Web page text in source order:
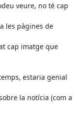
veure, no té cap
les pàgines de
cap imatge que
estaria genial
la notícia (com a